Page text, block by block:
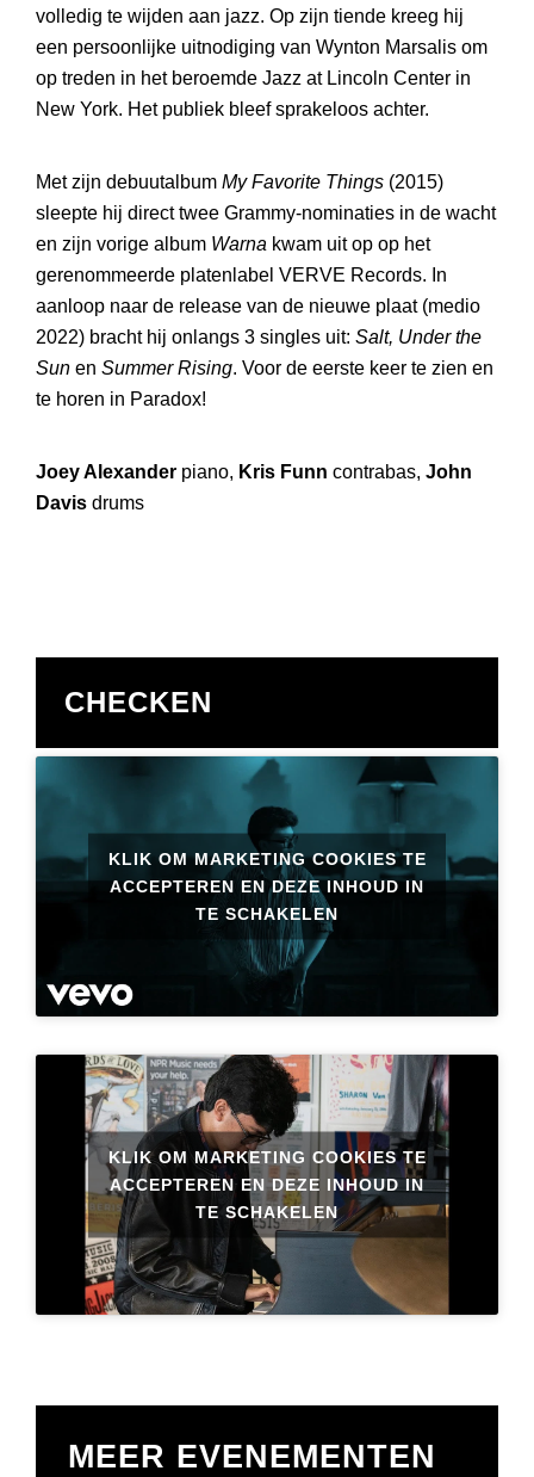
volledig te wijden aan jazz. Op zijn tiende kreeg hij
een persoonlijke uitnodiging van Wynton Marsalis om
op treden in het beroemde Jazz at Lincoln Center in
New York. Het publiek bleef sprakeloos achter.
Met zijn debuutalbum My Favorite Things (2015)
sleepte hij direct twee Grammy-nominaties in de wacht
en zijn vorige album Warna kwam uit op op het
gerenommeerde platenlabel VERVE Records. In
aanloop naar de release van de nieuwe plaat (medio
2022) bracht hij onlangs 3 singles uit: Salt, Under the
Sun en Summer Rising. Voor de eerste keer te zien en
te horen in Paradox!
Joey Alexander piano, Kris Funn contrabas, John
Davis drums
CHECKEN
KLIK OM MARKETING COOKIES TE
ACCEPTEREN EN DEZE INHOUD IN
TE SCHAKELEN
KLIK OM MARKETING COOKIES TE
ACCEPTEREN EN DEZE INHOUD IN
TE SCHAKELEN
MEER EVENEMENTEN